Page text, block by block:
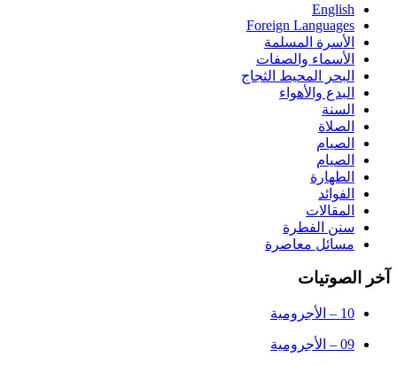
English
Foreign Languages
الأسرة المسلمة
الأسماء والصفات
البحر المحيط الثجاج
البدع والأهواء
السنة
الصلاة
الصيام
الصيام
الطهارة
الفوائد
المقالات
سنن الفطرة
مسائل معاصرة
الصوتيات